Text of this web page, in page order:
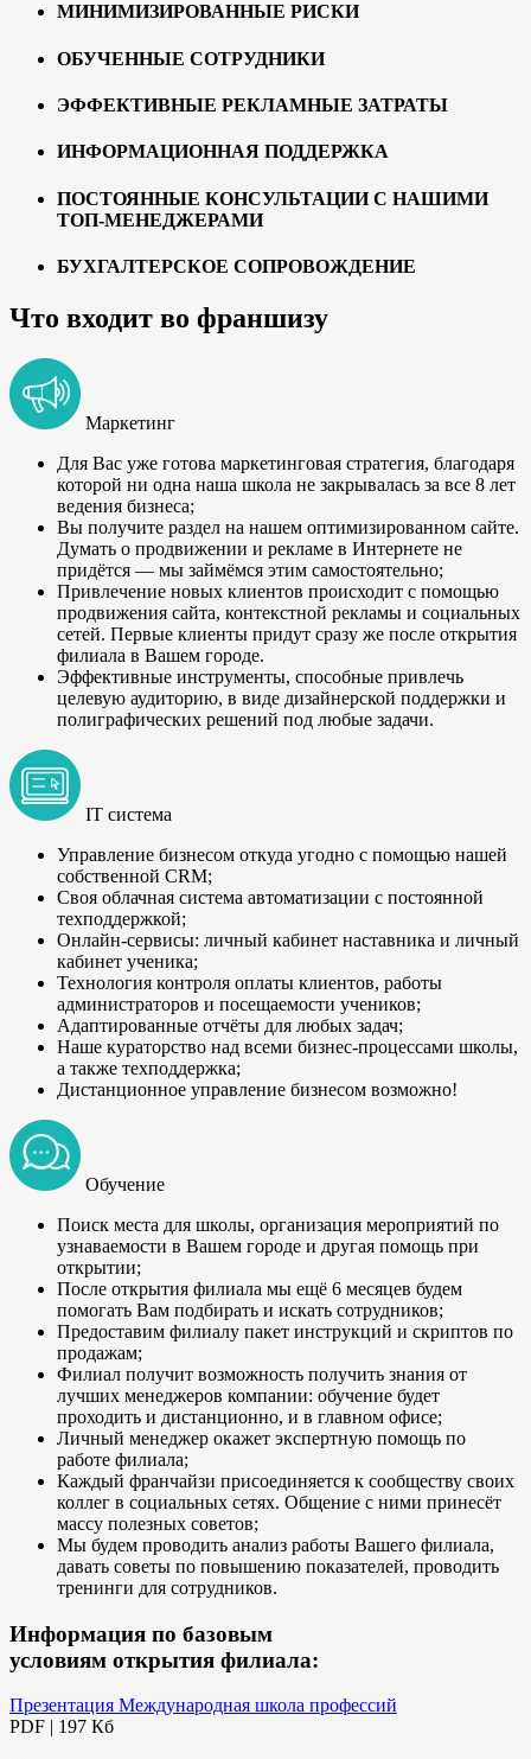
МИНИМИЗИРОВАННЫЕ РИСКИ
ОБУЧЕННЫЕ СОТРУДНИКИ
ЭФФЕКТИВНЫЕ РЕКЛАМНЫЕ ЗАТРАТЫ
ИНФОРМАЦИОННАЯ ПОДДЕРЖКА
ПОСТОЯННЫЕ КОНСУЛЬТАЦИИ С НАШИМИ
ТОП-МЕНЕДЖЕРАМИ
БУХГАЛТЕРСКОЕ СОПРОВОЖДЕНИЕ
Что входит во франшизу
Маркетинг
Для Вас уже готова маркетинговая стратегия, благодаря
которой ни одна наша школа не закрывалась за все 8 лет
ведения бизнеса;
Вы получите раздел на нашем оптимизированном сайте.
Думать о продвижении и рекламе в Интернете не
придётся — мы займёмся этим самостоятельно;
Привлечение новых клиентов происходит с помощью
продвижения сайта, контекстной рекламы и социальных
сетей. Первые клиенты придут сразу же после открытия
филиала в Вашем городе.
Эффективные инструменты, способные привлечь
целевую аудиторию, в виде дизайнерской поддержки и
полиграфических решений под любые задачи.
IT система
Управление бизнесом откуда угодно с помощью нашей
собственной CRM;
Своя облачная система автоматизации с постоянной
техподдержкой;
Онлайн-сервисы: личный кабинет наставника и личный
кабинет ученика;
Технология контроля оплаты клиентов, работы
администраторов и посещаемости учеников;
Адаптированные отчёты для любых задач;
Наше кураторство над всеми бизнес-процессами школы,
а также техподдержка;
Дистанционное управление бизнесом возможно!
Обучение
Поиск места для школы, организация мероприятий по
узнаваемости в Вашем городе и другая помощь при
открытии;
После открытия филиала мы ещё 6 месяцев будем
помогать Вам подбирать и искать сотрудников;
Предоставим филиалу пакет инструкций и скриптов по
продажам;
Филиал получит возможность получить знания от
лучших менеджеров компании: обучение будет
проходить и дистанционно, и в главном офисе;
Личный менеджер окажет экспертную помощь по
работе филиала;
Каждый франчайзи присоединяется к сообществу своих
коллег в социальных сетях. Общение с ними принесёт
массу полезных советов;
Мы будем проводить анализ работы Вашего филиала,
давать советы по повышению показателей, проводить
тренинги для сотрудников.
Информация по базовым
условиям открытия филиала:
Презентация Международная школа профессий
PDF | 197 Кб